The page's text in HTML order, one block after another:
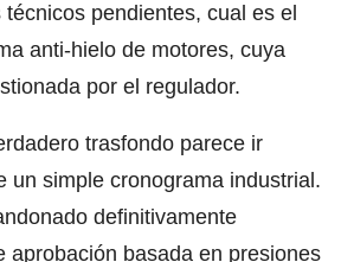
pendientes, cual es el
anti-hielo de motores, cuya
por el regulador.
trasfondo parece ir
un simple cronograma industrial.
definitivamente
aprobación basada en presiones